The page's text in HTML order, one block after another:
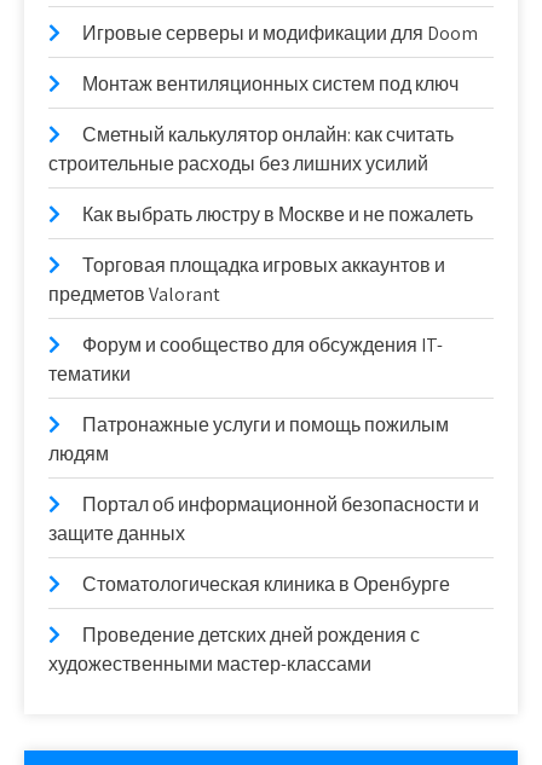
Игровые серверы и модификации для Doom
Монтаж вентиляционных систем под ключ
Сметный калькулятор онлайн: как считать
строительные расходы без лишних усилий
Как выбрать люстру в Москве и не пожалеть
Торговая площадка игровых аккаунтов и
предметов Valorant
Форум и сообщество для обсуждения IT-
тематики
Патронажные услуги и помощь пожилым
людям
Портал об информационной безопасности и
защите данных
Стоматологическая клиника в Оренбурге
Проведение детских дней рождения с
художественными мастер-классами